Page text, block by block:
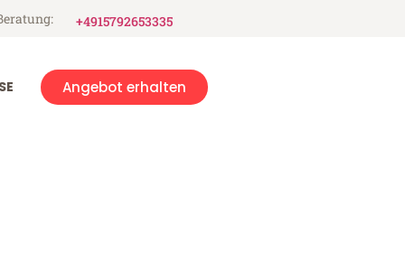
+4915792653335
Angebot erhalten